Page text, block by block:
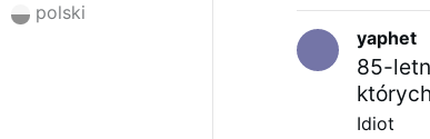
polski
yaphet
85-
Idiot